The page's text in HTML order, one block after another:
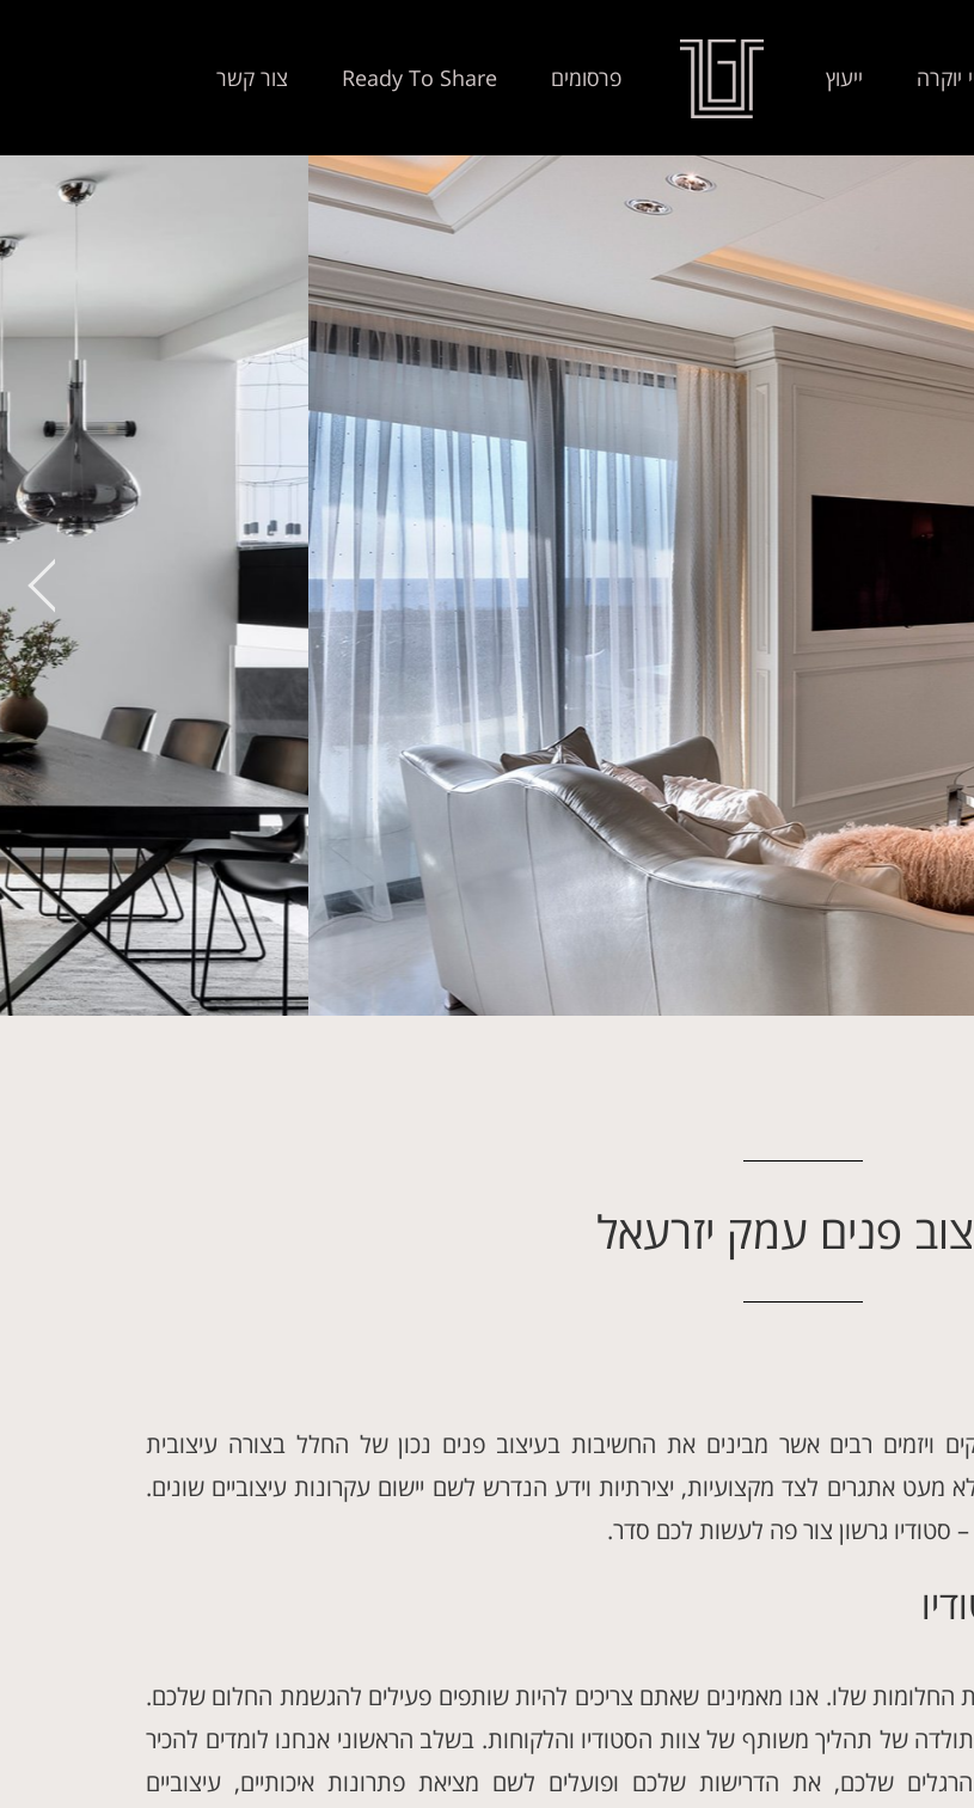
יוקרה ייעוץ פרסומים Ready To Share צור קשר
צור קשר
פנים עמק יזרעאל
ויזמים רבים אשר מבינים את החשיבות בעיצוב פנים נכון של החלל בצורה עיצובית
מעט אתגרים לצד מקצועיות, יצירתיות וידע הנדרש לשם יישום עקרונות עיצוביים שונים.
סטודיו גרשון צור פה לעשות לכם סדר.
החלומות שלו. אנו מאמינים שאתם צריכים להיות שותפים פעילים להגשמת החלום שלכם.
תולדה של תהליך משותף של צוות הסטודיו והלקוחות. בשלב הראשוני אנחנו לומדים להכיר
שלכם, את הדרישות שלכם ופועלים לשם מציאת פתרונות איכותיים, עיצוביים